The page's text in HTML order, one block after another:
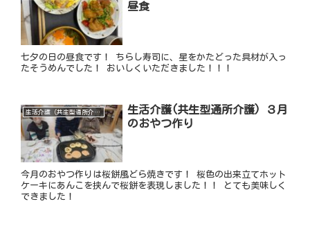
昼食
七夕の日の昼食です！ ちらし寿司に、星をかたどった具材が入っ
たそうめんでした！ おいしくいただきました！！！
生活介護（共生型通所介護）
生活介護(共生型通所介護) ３月
のおやつ作り
今月のおやつ作りは桜餅風どら焼きです！ 桜色の出来立てホット
ケーキにあんこを挟んで桜餅を表現しました！！ とても美味しく
できました！